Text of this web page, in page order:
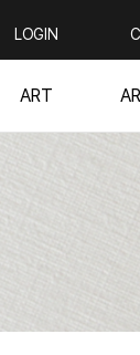
LOGIN
ART